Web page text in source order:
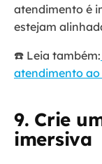
atendimento é
estejam
☎️ Leia também:
atendimento
9. Crie
imersiva